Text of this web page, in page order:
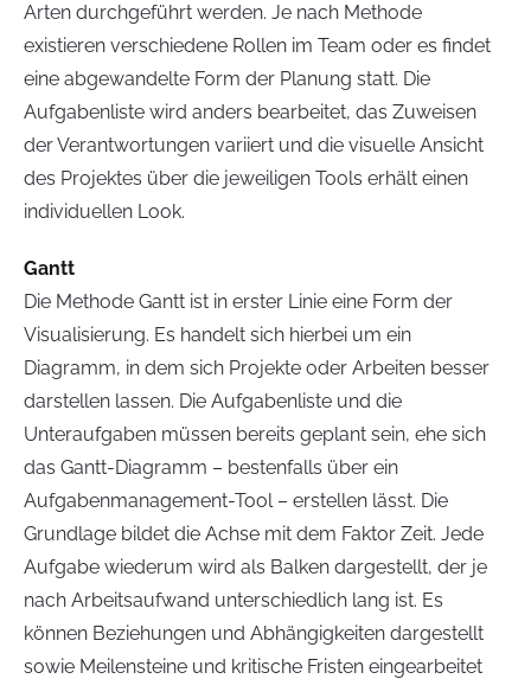
Arten durchgeführt werden. Je nach Methode
existieren verschiedene Rollen im Team oder es findet
eine abgewandelte Form der Planung statt. Die
Aufgabenliste wird anders bearbeitet, das Zuweisen
der Verantwortungen variiert und die visuelle Ansicht
des Projektes über die jeweiligen Tools erhält einen
individuellen Look.
Gantt
Die Methode Gantt ist in erster Linie eine Form der
Visualisierung. Es handelt sich hierbei um ein
Diagramm, in dem sich Projekte oder Arbeiten besser
darstellen lassen. Die Aufgabenliste und die
Unteraufgaben müssen bereits geplant sein, ehe sich
das Gantt-Diagramm – bestenfalls über ein
Aufgabenmanagement-Tool – erstellen lässt. Die
Grundlage bildet die Achse mit dem Faktor Zeit. Jede
Aufgabe wiederum wird als Balken dargestellt, der je
nach Arbeitsaufwand unterschiedlich lang ist. Es
können Beziehungen und Abhängigkeiten dargestellt
sowie Meilensteine und kritische Fristen eingearbeitet